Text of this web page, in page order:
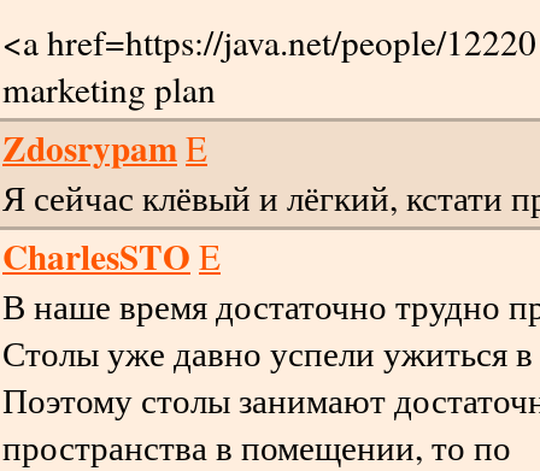
<a href=https://java.net/people/
marketing plan
ZdosrypamE
Я сейчас клёвый и лёгкий, кстати
CharlesSTO E
В наше время достаточно трудно
Столы уже давно успели ужиться в
Поэтому столы занимают
пространства в помещении, то по